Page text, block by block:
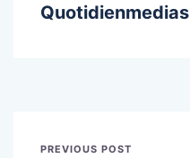
Quotidienmedias
PREVIOUS POST